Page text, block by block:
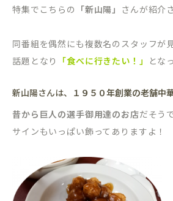
特集でこちらの 「新山陽」 さんが紹介
同番組を偶然にも複数名のスタッフが
話題となり
「食べに行きたい！」 とな
新山陽さんは、 １９５０年創業の老舗中
昔から巨人の選手御用達のお店だそう
サインもいっぱい飾ってありますよ！